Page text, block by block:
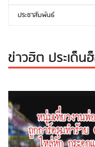
ประชาสัมพันธ์
ข่าวฮิต ประเด็น